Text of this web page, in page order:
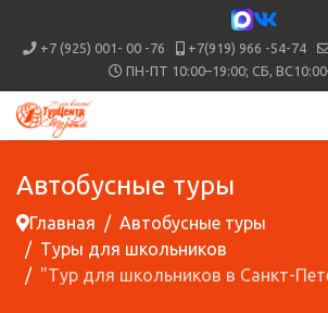
+7 (925) 001- 00 -76 +7(919) 966 -54-74
ПН-ПТ 10:00–19:00; СБ,
Автобусные туры
Главная
Автобусные туры
Туры для школьников
"Тур для школьников в Санкт-